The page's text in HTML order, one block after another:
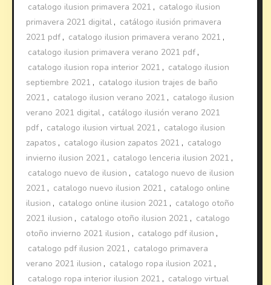
catalogo ilusion primavera 2021 , catalogo ilusion
primavera 2021 digital , catálogo ilusión primavera
2021 pdf , catalogo ilusion primavera verano 2021 ,
catalogo ilusion primavera verano 2021 pdf ,
catalogo ilusion ropa interior 2021 , catalogo ilusion
septiembre 2021 , catalogo ilusion trajes de baño
2021 , catalogo ilusion verano 2021 , catalogo ilusion
verano 2021 digital , catálogo ilusión verano 2021
pdf , catalogo ilusion virtual 2021 , catalogo ilusion
zapatos , catalogo ilusion zapatos 2021 , catalogo
invierno ilusion 2021 , catalogo lenceria ilusion 2021 ,
catalogo nuevo de ilusion , catalogo nuevo de ilusion
2021 , catalogo nuevo ilusion 2021 , catalogo online
ilusion , catalogo online ilusion 2021 , catalogo otoño
2021 ilusion , catalogo otoño ilusion 2021 , catalogo
otoño invierno 2021 ilusion , catalogo pdf ilusion ,
catalogo pdf ilusion 2021 , catalogo primavera
verano 2021 ilusion , catalogo ropa ilusion 2021 ,
catalogo ropa interior ilusion 2021 , catalogo virtual